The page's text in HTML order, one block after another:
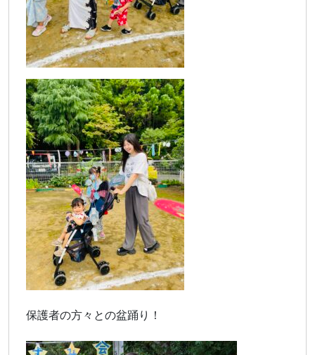
保護者の方々との盆踊り！